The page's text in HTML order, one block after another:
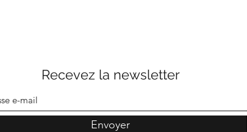
Recevez la newsletter
Envoyer